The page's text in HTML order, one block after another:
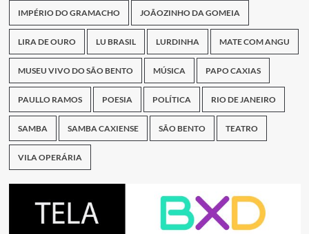
IMPÉRIO DO GRAMACHO JOÃOZINHO DA GOMEIA
LIRA DE OURO LU BRASIL LURDINHA MATE COM ANGU
MUSEU VIVO DO SÃO BENTO MÚSICA PAPO CAXIAS
PAULLO RAMOS POESIA POLÍTICA RIO DE JANEIRO
SAMBA SAMBA CAXIENSE SÃO BENTO TEATRO
VILA OPERÁRIA